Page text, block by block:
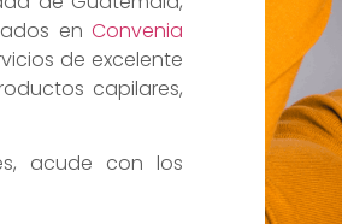
en Convenia
de excelente
capilares,
acude con los